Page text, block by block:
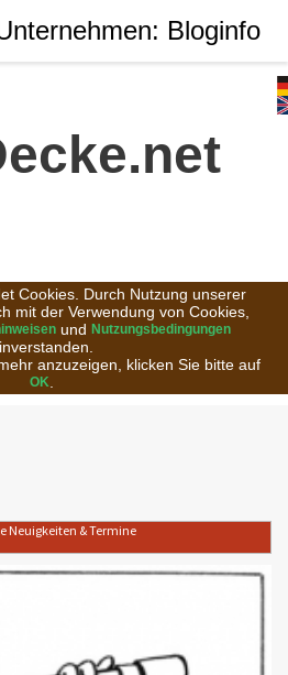
Cookies. Durch Nutzung unserer
mit der Verwendung von Cookies,
und Nutzungsbedingungen
anzuzeigen, klicken Sie bitte auf
OK
Neuigkeiten & Termine
Bloginfo